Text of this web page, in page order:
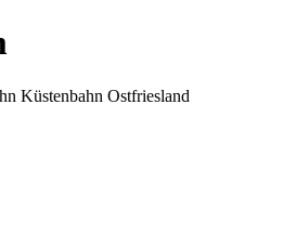
Küstenbahn Ostfriesland